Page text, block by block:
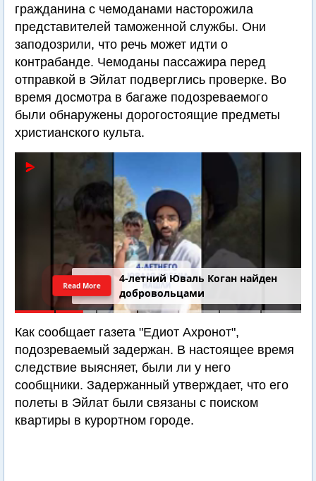
гражданина с чемоданами насторожила
представителей таможенной службы. Они
заподозрили, что речь может идти о
контрабанде. Чемоданы пассажира перед
отправкой в Эйлат подверглись проверке. Во
время досмотра в багаже подозреваемого
были обнаружены дорогостоящие предметы
христианского культа.
4-летний Юваль Коган найден
добровольцами
Read More
Как сообщает газета "Едиот Ахронот",
подозреваемый задержан. В настоящее время
следствие выясняет, были ли у него
сообщники. Задержанный утверждает, что его
полеты в Эйлат были связаны с поиском
квартиры в курортном городе.